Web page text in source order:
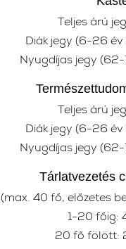
Teljes árú
Diák jegy (6-26
Nyugdíjas jegy
Teljes árú
Diák jegy (6-26
Nyugdíjas jegy
Tárlatvezetés
(max. 40 fő, előzetes
1-20 főig:
20 fő fölött: